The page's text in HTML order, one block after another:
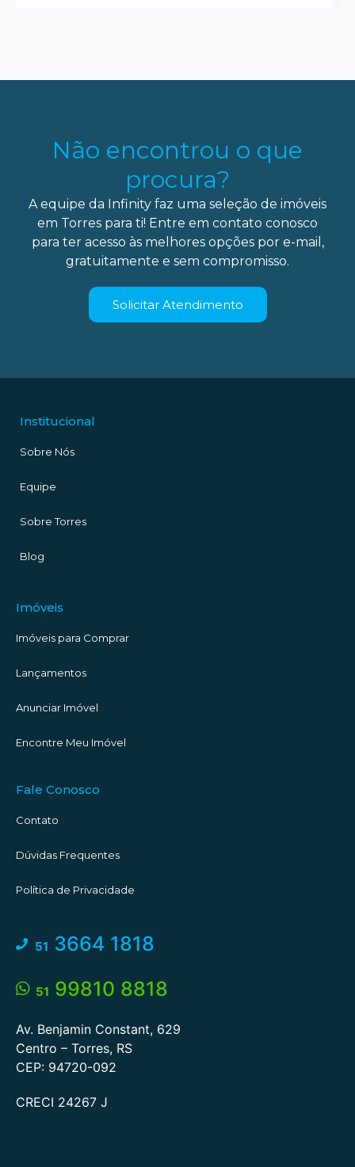
Não encontrou o que
procura?
A equipe da Infinity faz uma seleção de imóveis
em Torres para ti! Entre em contato conosco
para ter acesso às melhores opções por e-mail,
gratuitamente e sem compromisso.
Solicitar Atendimento
Institucional
Sobre Nós
Equipe
Sobre Torres
Blog
Imóveis
Imóveis para Comprar
Lançamentos
Anunciar Imóvel
Encontre Meu Imóvel
Fale Conosco
Contato
Dúvidas Frequentes
Política de Privacidade
51 3664 1818
51 99810 8818
Av. Benjamin Constant, 629
Centro – Torres, RS
CEP: 94720-092
CRECI 24267 J